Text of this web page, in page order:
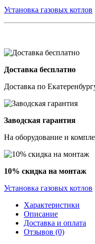
Установка газовых котлов
Доставка бесплатно
Доставка по
Заводская гарантия
На оборудование и
10% скидка на монтаж
Установка газовых котлов
Характеристики
Описание
Доставка и оплата
Отзывов (0)